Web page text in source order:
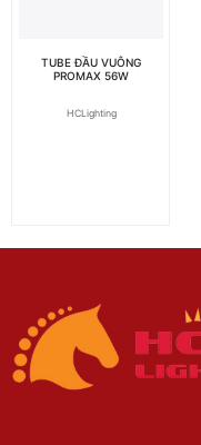
TUBE ĐẦU VUÔNG
PROMAX 56W
HCLighting